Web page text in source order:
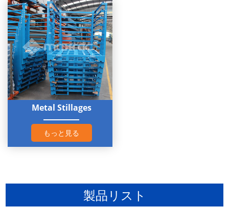
Metal Stillages
もっと見る
製品リスト